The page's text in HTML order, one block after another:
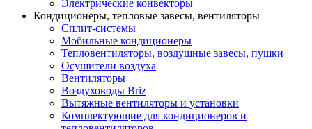
Электрические конвекторы
Кондиционеры, тепловые завесы, вентиляторы
Сплит-системы
Мобильные кондиционеры
Тепловентиляторы, воздушные завесы, пушки
Осушители воздуха
Вентиляторы
Воздуховоды Briz
Вытяжные вентиляторы и установки
Комплектующие для кондиционеров и